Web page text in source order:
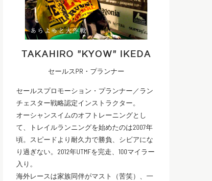
TAKAHIRO "KYOW" IKEDA
セールスPR・プランナー
セールスプロモーション・プランナー／ラン
チェスター戦略認定インストラクター。
オーシャンスイムのオフトレーニングとし
て、トレイルランニングを始めたのは2007年
頃。スピードより耐久力で勝負、シビアにな
り過ぎない。2012年UTMFを完走、100マイラー
入り。
海外レースは家族同伴がマスト（苦笑）、一